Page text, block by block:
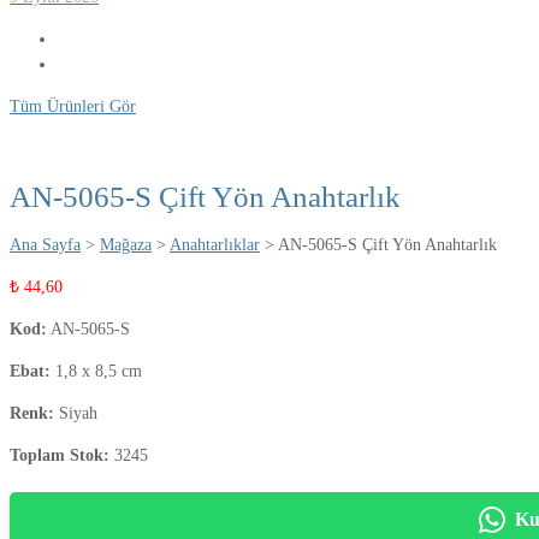
Tüm Ürünleri Gör
AN-5065-S Çift Yön Anahtarlık
Ana Sayfa > Mağaza > Anahtarlıklar > AN-5065-S Çift Yön Anahtarlık
₺ 44,60
Kod: AN-5065-S
Ebat: 1,8 x 8,5 cm
Renk: Siyah
Toplam Stok: 3245